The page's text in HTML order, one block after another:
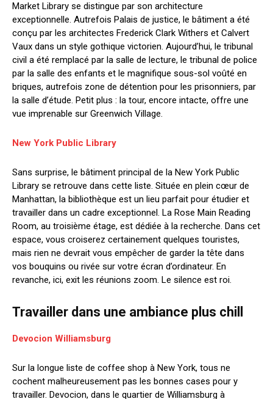
Market Library se distingue par son architecture
exceptionnelle. Autrefois Palais de justice, le bâtiment a été
conçu par les architectes Frederick Clark Withers et Calvert
Vaux dans un style gothique victorien. Aujourd’hui, le tribunal
civil a été remplacé par la salle de lecture, le tribunal de police
par la salle des enfants et le magnifique sous-sol voûté en
briques, autrefois zone de détention pour les prisonniers, par
la salle d’étude. Petit plus : la tour, encore intacte, offre une
vue imprenable sur Greenwich Village.
New York Public Library
Sans surprise, le bâtiment principal de la New York Public
Library se retrouve dans cette liste. Située en plein cœur de
Manhattan, la bibliothèque est un lieu parfait pour étudier et
travailler dans un cadre exceptionnel. La Rose Main Reading
Room, au troisième étage, est dédiée à la recherche. Dans cet
espace, vous croiserez certainement quelques touristes,
mais rien ne devrait vous empêcher de garder la tête dans
vos bouquins ou rivée sur votre écran d’ordinateur. En
revanche, ici, exit les réunions zoom. Le silence est roi.
Travailler dans une ambiance plus chill
Devocion Williamsburg
Sur la longue liste de coffee shop à New York, tous ne
cochent malheureusement pas les bonnes cases pour y
travailler. Devocion, dans le quartier de Williamsburg à